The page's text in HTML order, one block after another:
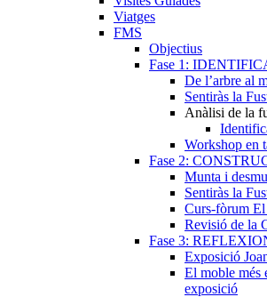
Viatges
FMS
Objectius
Fase 1:
De l’arbre al
Sentiràs la
Anàlisi de la
Workshop en
Fase 2:
Munta i
Sentiràs la
Curs-fòrum El
Revisió de la
Fase 3:
Exposició
El moble més
exposició